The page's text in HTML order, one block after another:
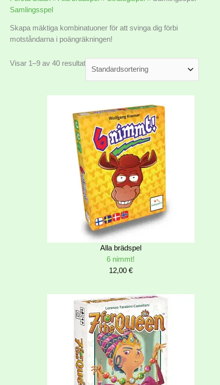
Samlingsspel
Skapa mäktiga kombinatuoner för att svinga dig förbi
motståndarna i poängräkningen!
Visar 1–9 av 40 resultat
Alla brädspel
6 nimmt!
12,00 €